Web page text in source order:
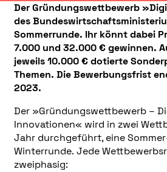
Der Gründungswettbewerb
des
Sommerrunde. Ihr könnt dabei
7.000 und 32.000 € gewinnen.
jeweils 10.000 € dotierte
Themen. Die Bewerbungsfrist
2023.
Der »Gründungswettbewerb –
Innovationen« wird in zwei
Jahr durchgeführt, eine
Winterrunde. Jede
zweiphasig: